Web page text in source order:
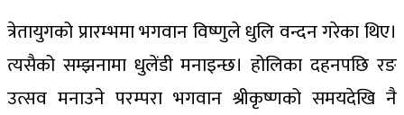
त्रेतायुगको प्रारम्भमा भगवान विष्णुले धुलि वन्दन गरेका थिए।
त्यसैको सम्झनामा धुलेंडी मनाइन्छ। होलिका दहनपछि रङ
उत्सव मनाउने परम्परा भगवान श्रीकृष्णको समयदेखि नै